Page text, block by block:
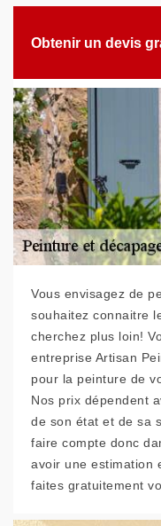
Obtenir un devis
Vous envisagez de
souhaitez connaitre
cherchez plus loin!
entreprise Artisan
pour la peinture de
Nos prix dépendent
de son état et de sa
faire compte donc
avoir une estimation
faites gratuitement